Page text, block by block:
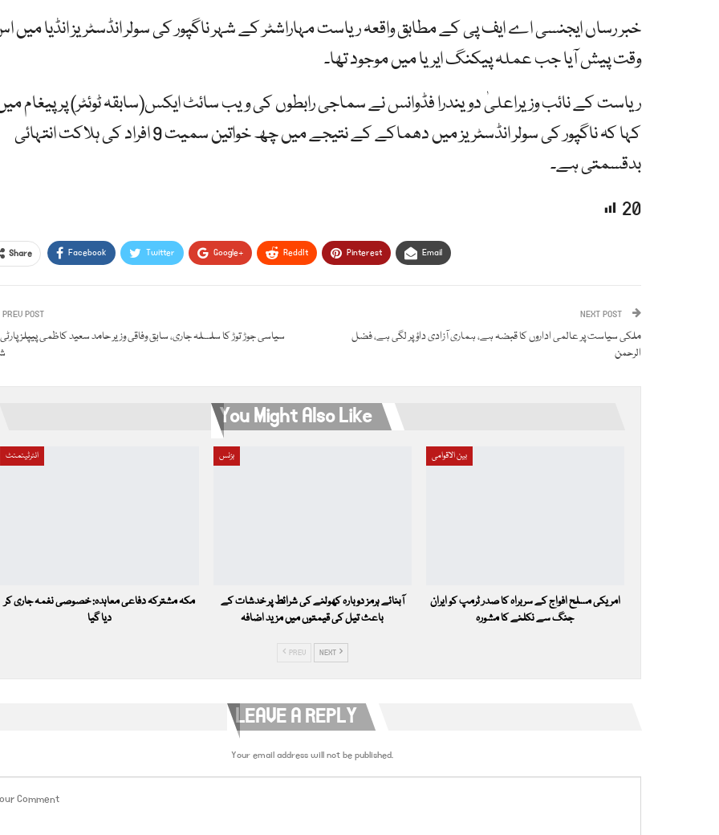
خبر رساں ایجنسی اے ایف پی کے مطابق واقعہ ریاست مہاراشٹر کے شہر ناگپور کی سولر انڈسٹریز انڈیا میں
وقت پیش آیا جب عملہ پیکنگ ایریا میں موجود تھا۔
ریاست کے نائب وزیراعلیٰ دویندرا فڈوانس نے سماجی رابطوں کی ویب سائٹ ایکس(سابقہ ٹوئٹر) پر پیغام
کہا کہ ناگپور کی سولر انڈسٹریز میں دھماکے کے نتیجے میں چھ خواتین سمیت 9 افراد کی ہلاکت انتہائی
بدقسمتی ہے۔
20
Share Facebook Twitter Google+ ReddIt Pinterest Email
PREV POST
سیاسی جوڑ توڑ کا سلسلہ جاری، سابق وفاقی وزیر حامد سعید کاظمی پیپلز
NEXT POST
ملکی سیاست پر عالمی اداروں کا قبضہ ہے، ہماری آزادی داؤ پر لگی ہے، فضل
الرحمن
You Might Also Like
انٹرٹینمنٹ
مکہ مشترکہ دفاعی معاہدہ: خصوصی نغمہ جاری کر
دیا گیا
بزنس
آبنائے ہرمز دوبارہ کھولنے کی شرائط پر خدشات کے
باعث تیل کی قیمتوں میں مزید اضافہ
بین الاقوامی
امریکی مسلح افواج کے سربراہ کا صدر ٹرمپ کو ایران
جنگ سے نکلنے کا مشورہ
PREV NEXT
LEAVE A REPLY
Your email address will not be published.